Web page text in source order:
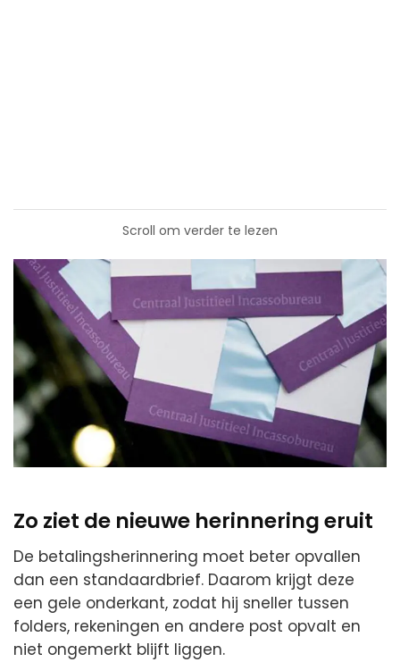
Scroll om verder te lezen
Zo ziet de nieuwe herinnering eruit
De betalingsherinnering moet beter opvallen
dan een standaardbrief. Daarom krijgt deze
een gele onderkant, zodat hij sneller tussen
folders, rekeningen en andere post opvalt en
niet ongemerkt blijft liggen.